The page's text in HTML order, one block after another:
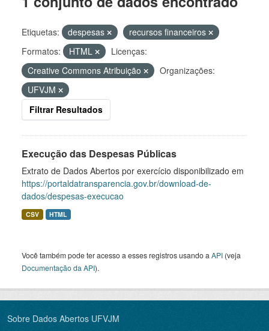
Etiquetas: despesas
recursos financeiros
Formatos:
HTML
Licenças:
Creative Commons Atribuição
Organizações:
UFVJM
Filtrar Resultados
Execução das Despesas Públicas
Extrato de Dados Abertos por exercício disponibilizado em
https://portaldatransparencia.gov.br/download-de-
dados/despesas-execucao
CSV HTML
Você também pode ter acesso a esses registros usando a API (veja
Documentação da API).
Sobre Dados Abertos UFVJM